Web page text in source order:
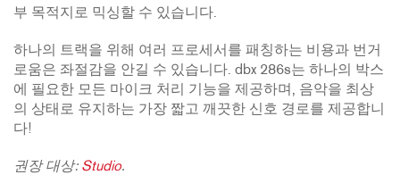
부 목적지로 믹싱할 수 있습니다.
하나의 트랙을 위해 여러 프로세서를 패칭하는 비용과 번거
로움은 좌절감을 안길 수 있습니다. dbx 286s는 하나의 박스
에 필요한 모든 마이크 처리 기능을 제공하며, 음악을 최상
의 상태로 유지하는 가장 짧고 깨끗한 신호 경로를 제공합니
다!
권장 대상: Studio.